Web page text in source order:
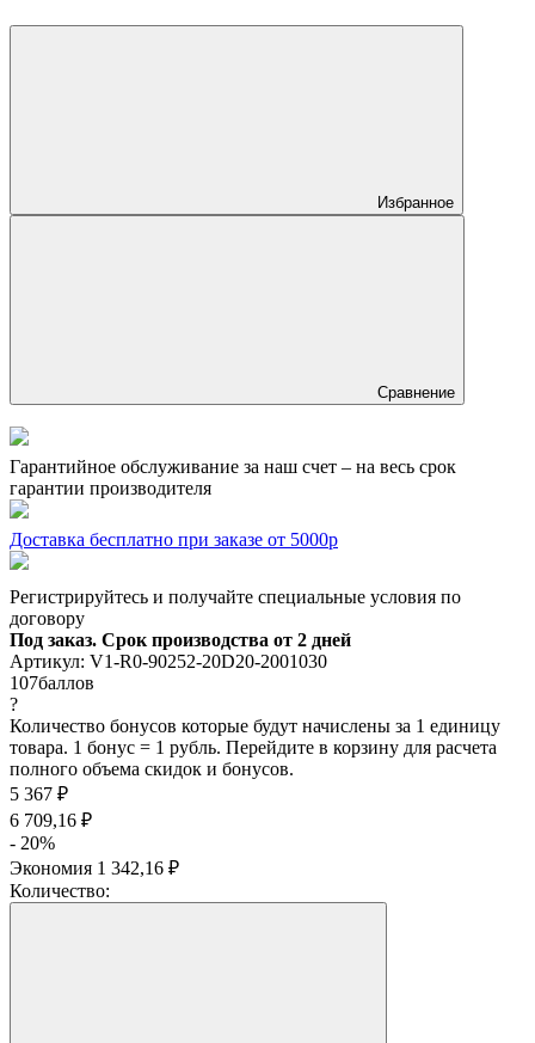
Избранное
Сравнение
Гарантийное обслуживание за наш счет – на весь срок
гарантии производителя
Доставка бесплатно при заказе от 5000р
Регистрируйтесь и получайте специальные условия по
договору
Под заказ. Срок производства от 2 дней
Артикул: V1-R0-90252-20D20-2001030
107баллов
?
Количество бонусов которые будут начислены за 1 единицу
товара. 1 бонус = 1 рубль. Перейдите в корзину для расчета
полного объема скидок и бонусов.
5 367 ₽
6 709,16 ₽
- 20%
Экономия 1 342,16 ₽
Количество: